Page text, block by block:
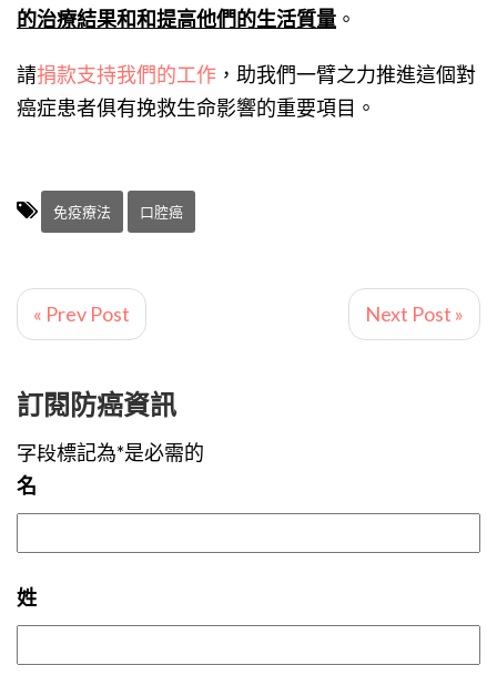
的治療結果和和提高他們的生活質量 。
請捐款支持我們的工作 ，助我們一臂之力推進這個對
癌症患者俱有挽救生命影響的重要項目。
免疫療法 口腔癌
« Prev Post Next Post »
訂閱防癌資訊
字段標記為*是必需的
名
姓